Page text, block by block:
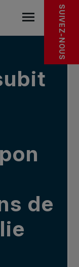
SUIVEZ-NOUS
de